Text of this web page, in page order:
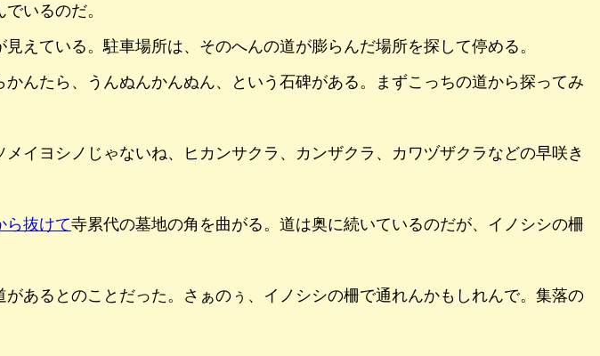
いるのだ。
えている。駐車場所は、そのへんの道が膨らんだ場所を探して停める。
んたら、うんぬんかんぬん、という石碑がある。まずこっちの道から探ってみ
イヨシノじゃないね、ヒカンサクラ、カンザクラ、カワヅザクラなどの早咲き
ら抜けて寺累代の墓地の角を曲がる。道は奥に続いているのだが、イノシシの柵
あるとのことだった。さぁのぅ、イノシシの柵で通れんかもしれんで。集落の